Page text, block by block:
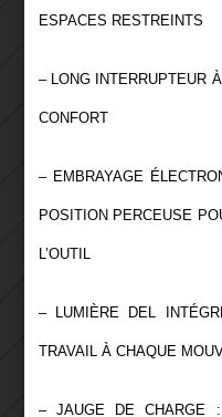
ESPACES RESTREINTS
– LONG INTERRUPTEUR
CONFORT
– EMBRAYAGE
POSITION PERCEUSE
L’OUTIL
– LUMIÈRE DEL
TRAVAIL À CHAQUE
– JAUGE DE CHARGE